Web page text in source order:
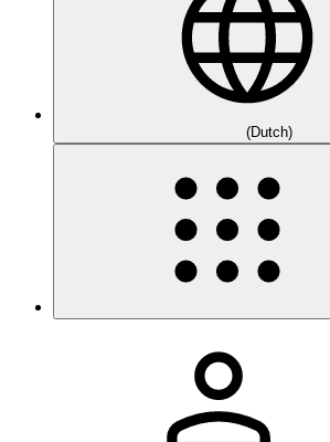
(Dutch)